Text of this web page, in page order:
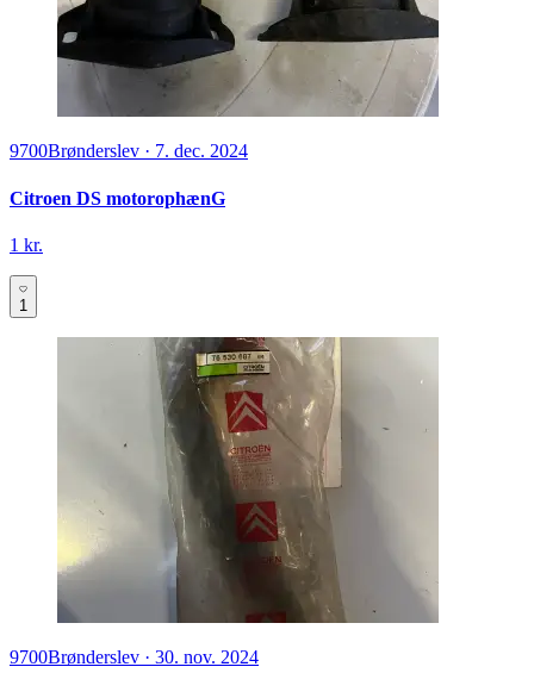
9700Brønderslev · 7. dec. 2024
Citroen DS motorophænG
1 kr.
1
9700Brønderslev · 30. nov. 2024